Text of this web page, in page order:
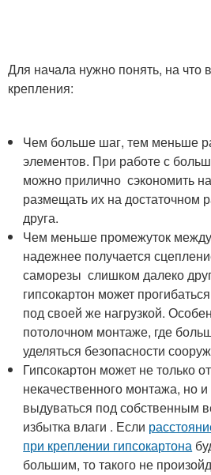
Для начала нужно понять, на что
крепления:
Чем больше шаг, тем меньше
элементов. При работе с
можно прилично сэкономить
размещать их на достаточном
друга.
Чем меньше промежуток
надежнее получается
саморезы слишком далеко
гипсокартон может
под своей же нагрузкой.
потолочном монтаже, где
уделяться безопасности
Гипсокартон может не только
некачественного монтажа, но
выдуваться под собственным
избытка влаги . Если
при креплении гипсокартона
большим, то такого не